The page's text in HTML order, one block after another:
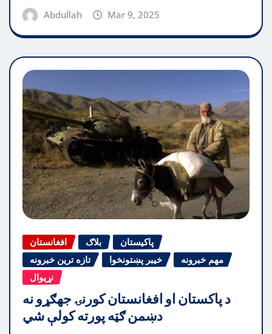
Abdullah Mar 9, 2025
افغانستان بلاګ
پاکیستان
تازه ترین خبرونه
خیبر پښتونخوا
مهم خبرونه
نړیوال
د پاکستان او افغانستان کورنۍ جهګړو نه
دښمن ګټه پورته کولې شي